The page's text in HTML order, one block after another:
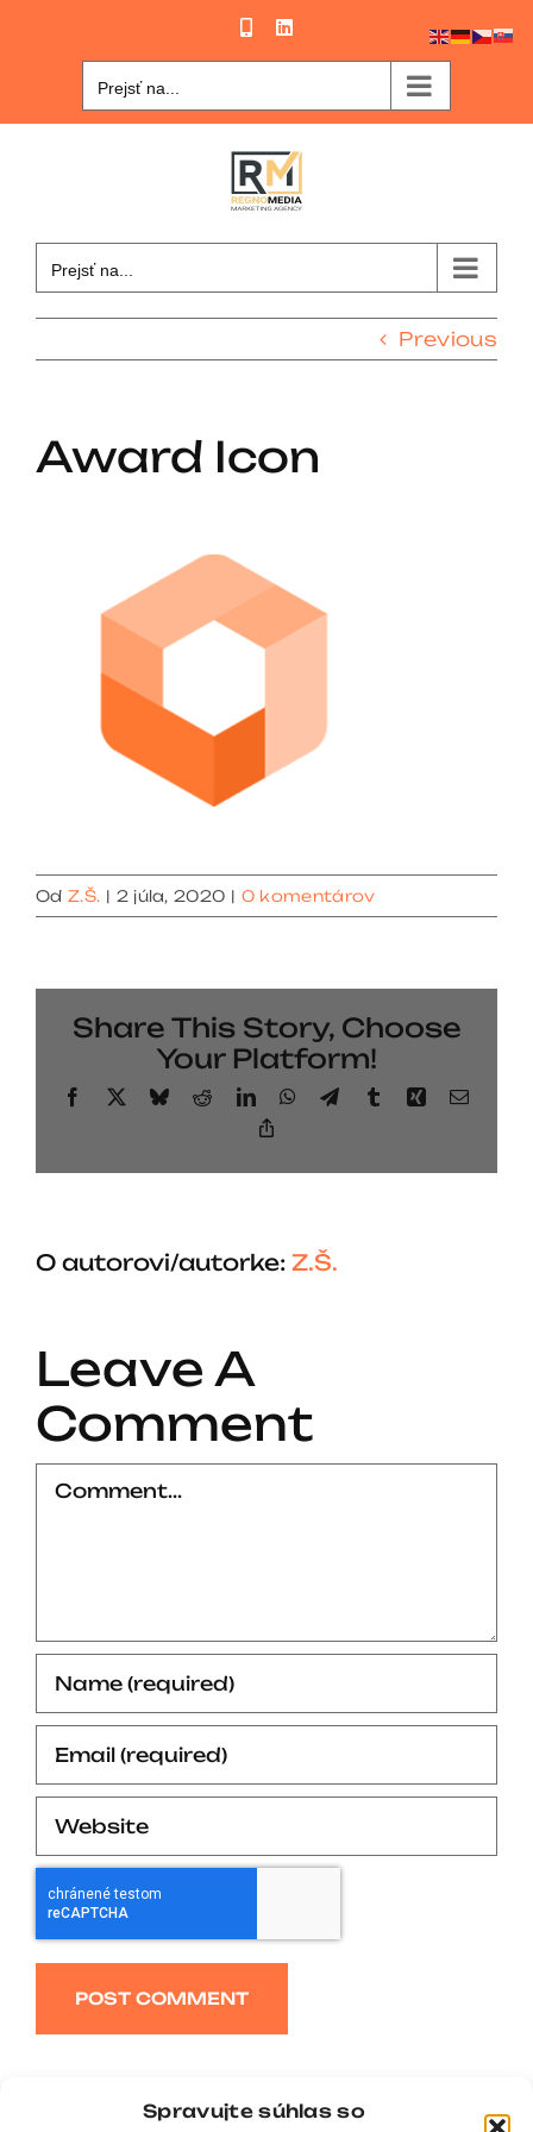
Spravujte súhlas so
PhoneLinkedIn
Prejsť na...
Prejsť na...
Previous
Award Icon
Od Z.Š. | 2 júla, 2020 | 0 komentárov
Share This Story, Choose
Your Platform!
Facebook BlueskyRedditLinkedInWhatsApp
TelegramTumblrXingEmail
O autorovi/autorke: Z.Š.
Leave A
Comment
Comment